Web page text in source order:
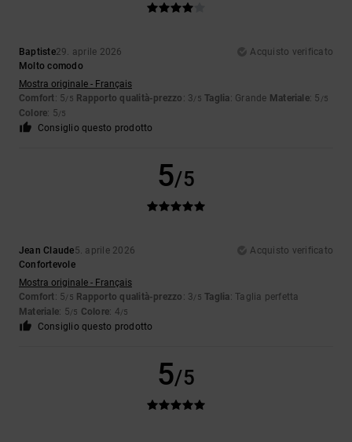
Baptiste29. aprile 2026
Acquisto verificato
Molto comodo
Mostra originale - Français
Comfort: 5/5 Rapporto qualità-prezzo : 3/5 Taglia: Grande Materiale: 5 /5
Colore: 5/5
Consiglio questo prodotto
5/5
Jean Claude5. aprile 2026
Acquisto verificato
Confortevole
Mostra originale - Français
Comfort: 5/5 Rapporto qualità-prezzo : 3/5 Taglia: Taglia perfetta
Materiale: 5/5 Colore: 4/5
Consiglio questo prodotto
5/5